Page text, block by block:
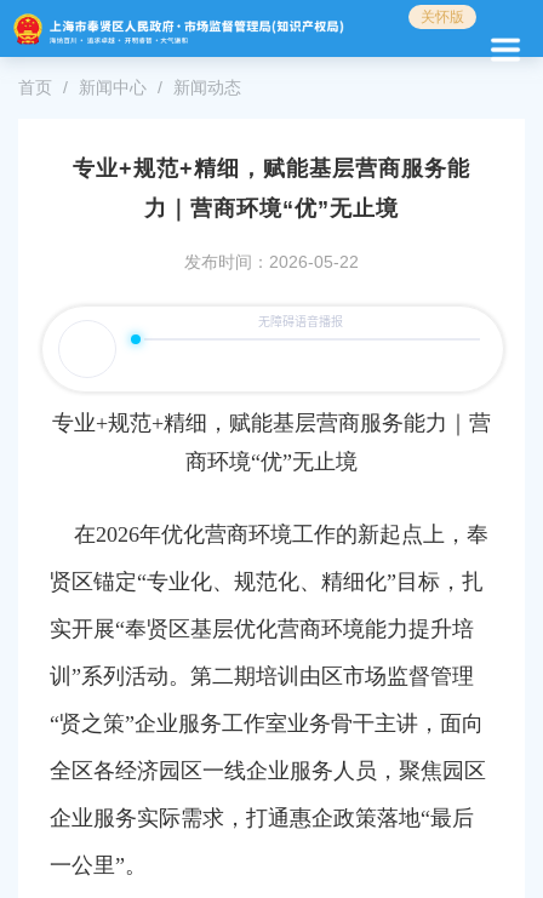
障
碍
关怀版
首页 新闻中心 新闻动态
专业+规范+精细，赋能基层营商服务能
力｜营商环境“优”无止境
发布时间：2026-05-22
专业+规范+精细，赋能基层营商服务能力｜营
商环境“优”无止境
在2026年优化营商环境工作的新起点上，奉
贤区锚定“专业化、规范化、精细化”目标，扎
实开展“奉贤区基层优化营商环境能力提升培
训”系列活动。第二期培训由区市场监督管理
“贤之策”企业服务工作室业务骨干主讲，面向
全区各经济园区一线企业服务人员，聚焦园区
企业服务实际需求，打通惠企政策落地“最后
一公里”。